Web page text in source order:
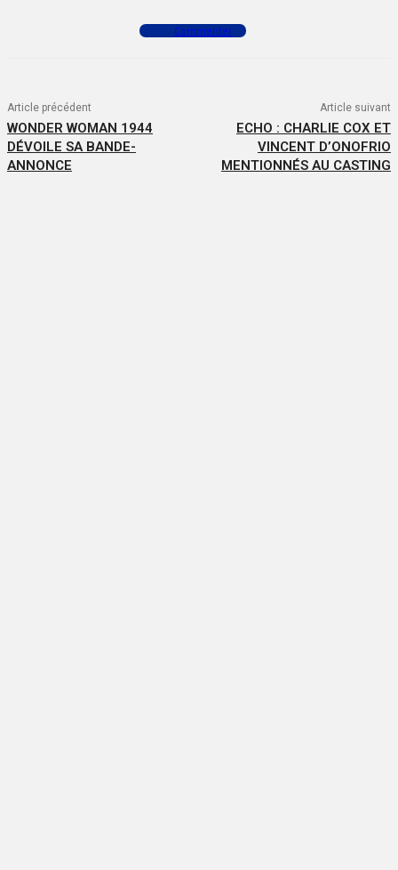
Commenter
Article précédent
WONDER WOMAN 1944
DÉVOILE SA BANDE-
ANNONCE
Article suivant
ECHO : CHARLIE COX ET
VINCENT D’ONOFRIO
MENTIONNÉS AU CASTING